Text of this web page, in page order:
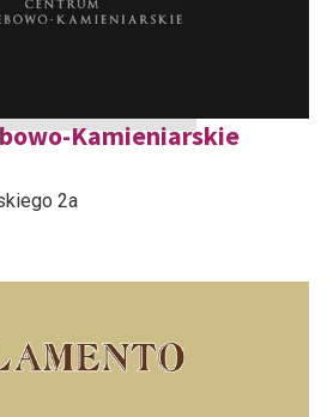
Kamieniarskie
2a